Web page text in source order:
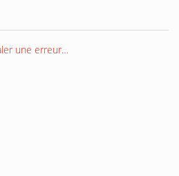
une erreur…